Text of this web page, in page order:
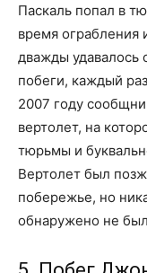
Паскаль попал в
время ограбления
дважды удавалось
побеги, каждый
2007 году
вертолет, на
тюрьмы и
Вертолет был
побережье, но
обнаружено не